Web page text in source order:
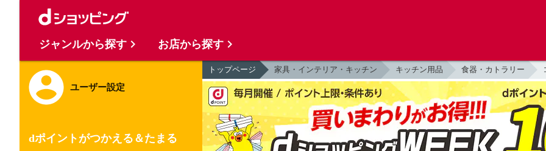
ユーザー設定
dポイントがつかえる＆たまる
トップページ 家具・インテリア・キッチン キッチン用品 食器・カトラリー
ジャンルから探す お店から探す